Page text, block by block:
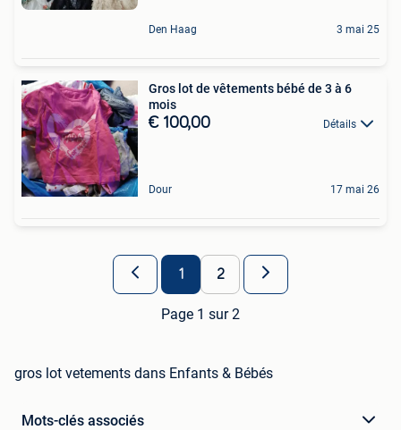
Den Haag 3 mai 25
Gros lot de vêtements bébé de 3 à 6
mois
€ 100,00 Détails
Dour 17 mai 26
1 2
Page 1 sur 2
gros lot vetements dans Enfants & Bébés
Mots-clés associés